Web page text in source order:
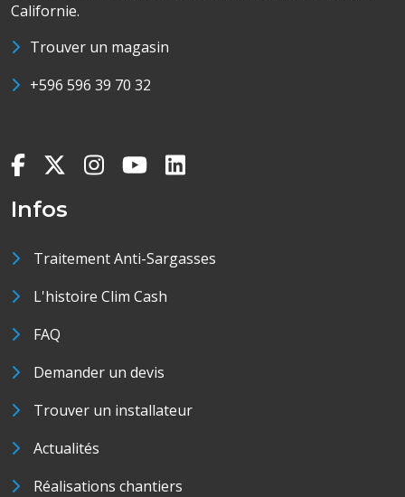
Californie.
Trouver un magasin
+596 596 39 70 32
Infos
Traitement Anti-Sargasses
L'histoire Clim Cash
FAQ
Demander un devis
Trouver un installateur
Actualités
Réalisations chantiers